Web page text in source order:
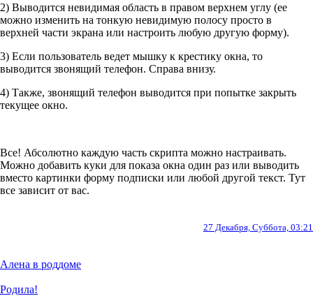
2) Выводится невидимая область в правом верхнем углу (ее
можно изменить на тонкую невидимую полосу просто в
верхней части экрана или настроить любую другую форму).
3) Если пользователь ведет мышку к крестику окна, то
выводится звонящий телефон. Справа внизу.
4) Также, звонящий телефон выводится при попытке закрыть
текущее окно.
Все! Абсолютно каждую часть скрипта можно настраивать.
Можно добавить куки для показа окна один раз или выводить
вместо картинки форму подписки или любой другой текст. Тут
все зависит от вас.
27 Декабря, Суббота, 03:21
Алена в роддоме
Родила!